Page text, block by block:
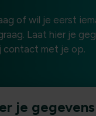
of wil je eerst
Laat hier je
contact met je op.
je